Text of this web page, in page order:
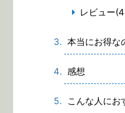
レビュー
本当にお得な
感想
こんな人にお